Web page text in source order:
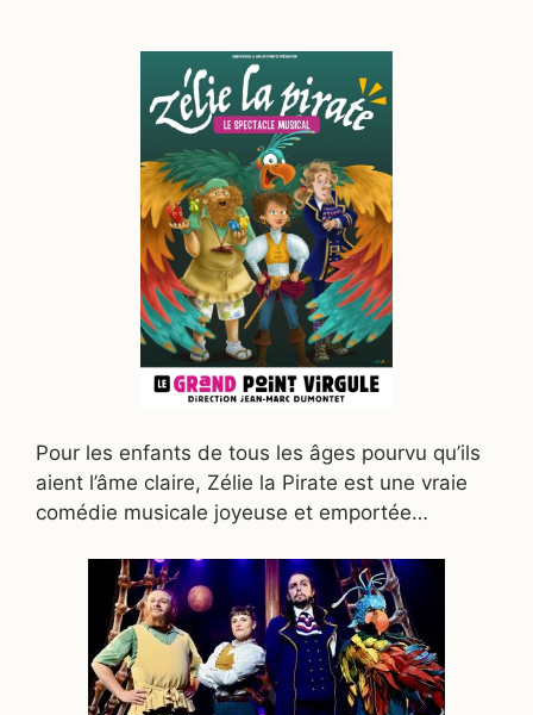
Pour les enfants de tous les âges pourvu qu’ils
aient l’âme claire, Zélie la Pirate est une vraie
comédie musicale joyeuse et emportée…